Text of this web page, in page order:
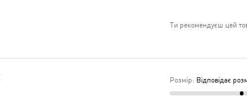
Ти рекомендуєш цей
Розмір: Відповідає